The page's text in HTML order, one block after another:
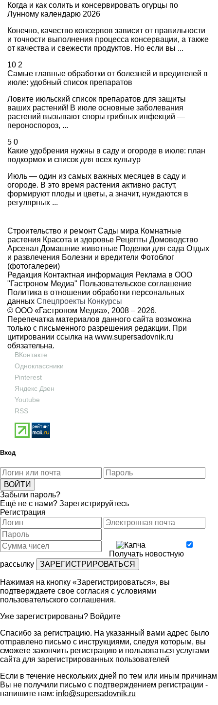
Когда и как солить и консервировать огурцы по
Лунному календарю 2026
Конечно, качество консервов зависит от правильности
и точности выполнения процесса консервации, а также
от качества и свежести продуктов. Но если вы ...
10 2
Самые главные обработки от болезней и вредителей в
июле: удобный список препаратов
Ловите июльский список препаратов для защиты
ваших растений! В июле основные заболевания
растений вызывают споры грибных инфекций —
пероноспороз, ...
5 0
Какие удобрения нужны в саду и огороде в июле: план
подкормок и список для всех культур
Июль — один из самых важных месяцев в саду и
огороде. В это время растения активно растут,
формируют плоды и цветы, а значит, нуждаются в
регулярных ...
Строительство и ремонт Сады мира Комнатные
растения Красота и здоровье Рецепты Домоводство
Арсенал Домашние животные Поделки для сада Отдых
и развлечения Болезни и вредители Фотоблог
(фотогалереи)
Редакция Контактная информация Реклама в ООО
"Гастроном Медиа" Пользовательское соглашение
Политика в отношении обработки персональных
данных Спецпроекты Конкурсы
© ООО «Гастроном Медиа», 2008 – 2026.
Перепечатка материалов данного сайта возможна
только с письменного разрешения редакции. При
цитировании ссылка на www.supersadovnik.ru
обязательна.
ВКонтакте
Одноклассники
Pinterest
Яндекс Дзен
Youtube
RSS
Вход
Забыли пароль?
Ещё не с нами? Зарегистрируйтесь
Регистрация
Получать новостную
рассылку
Нажимая на кнопку «Зарегистрироваться», вы
подтверждаете свое согласия с условиями
пользовательского соглашения.
Уже зарегистрированы? Войдите
Спасибо за регистрацию. На указанный вами адрес было
отправлено письмо с инструкциями, следуя которым, вы
сможете закончить регистрацию и пользоваться услугами
сайта для зарегистрированных пользователей
Если в течение нескольких дней по тем или иным причинам
Вы не получили письмо с подтверждением регистрации -
напишите нам: info@supersadovnik.ru